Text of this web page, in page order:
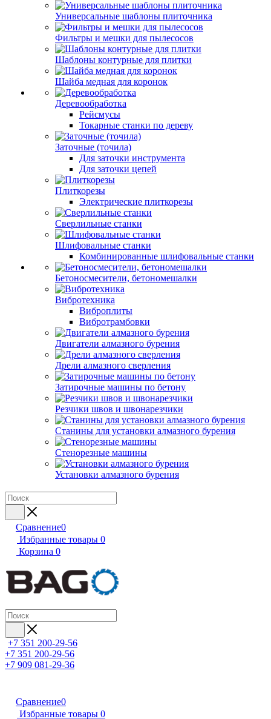
Универсальные шаблоны плиточника
Фильтры и мешки для пылесосов
Шаблоны контурные для плитки
Шайба медная для коронок
Деревообработка
Рейсмусы
Токарные станки по дереву
Заточные (точила)
Для заточки инструмента
Для заточки цепей
Плиткорезы
Электрические плиткорезы
Сверлильные станки
Шлифовальные станки
Комбинированные шлифовальные станки
Бетоносмесители, бетономешалки
Вибротехника
Виброплиты
Вибротрамбовки
Двигатели алмазного бурения
Дрели алмазного сверления
Затирочные машины по бетону
Резчики швов и швонарезчики
Станины для установки алмазного бурения
Стенорезные машины
Установки алмазного бурения
Сравнение0
Избранные товары 0
Корзина 0
+7 351 200-29-56
+7 351 200-29-56
+7 909 081-29-36
Сравнение0
Избранные товары 0